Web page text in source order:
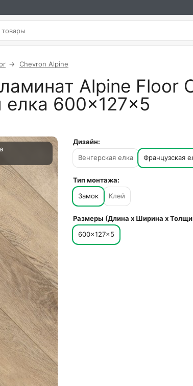
Chevron Alpine
Alpine Floor
елка 600×127×5
Дизайн:
Венгерская елка
Французская
Тип монтажа:
Замок
Клей
Размеры (Длина х Ширина х
600×127×5